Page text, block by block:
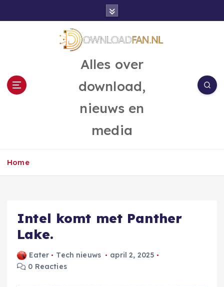
Alles over
download,
nieuws en
media
Home
Intel komt met Panther
Lake.
Eater Tech nieuws
april 2, 2025
0 Reacties